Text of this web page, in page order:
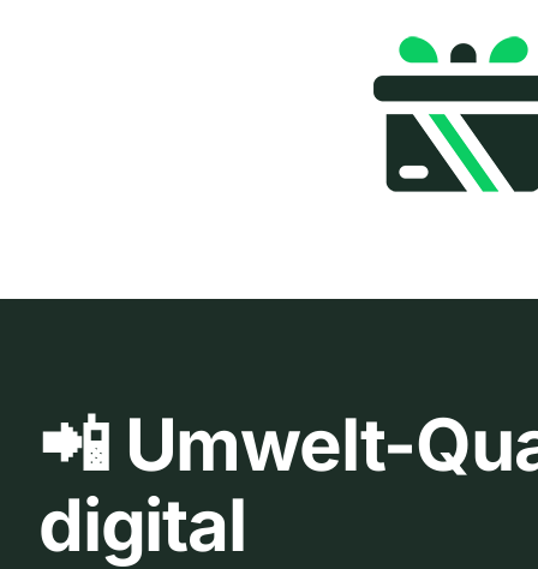
📲 Umwelt-
digital